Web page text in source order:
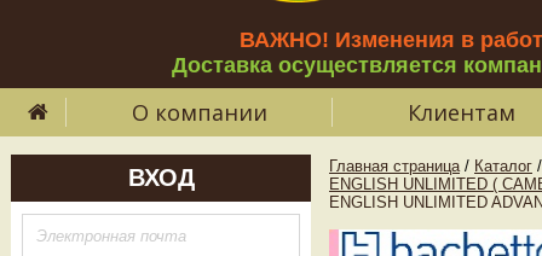
ВАЖНО! Изменения в
Доставка осуществляется
О компании Клиентам
ВХОД Главная страница / Каталог /
ENGLISH UNLIMITED (
ENGLISH UNLIMITED